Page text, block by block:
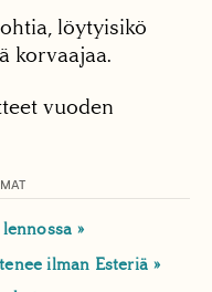
löytyisikö
korvaajaa.
vuoden
ilman Esteriä